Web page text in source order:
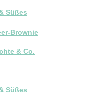
Süßes
Brownie
& Co.
Süßes